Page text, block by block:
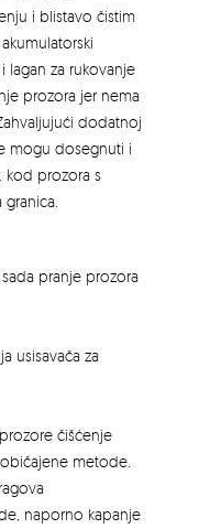
i blistavo čistim
lagan za rukovanje
prozora jer nema
dodatnoj
mogu dosegnuti i
kod prozora s
pranje prozora
usisavača za
čišćenje
metode.
naporno kapanje